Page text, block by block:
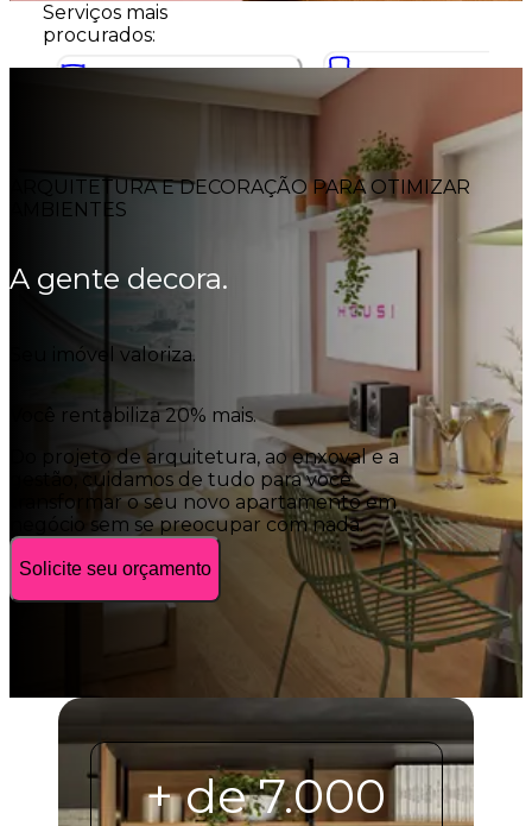
Serviços mais
procurados:
o tempo que quiser.
Solução completa de
gestão para rentabilizar mais.
ARQUITETURA E DECORAÇÃO PARA OTIMIZAR
AMBIENTES
A gente decora.
Seu imóvel valoriza.
Você rentabiliza 20% mais.
Do projeto de arquitetura, ao enxoval e a
gestão, cuidamos de tudo para você
transformar o seu novo apartamento em
negócio sem se preocupar com nada.
Solicite seu orçamento
+ de 7.000